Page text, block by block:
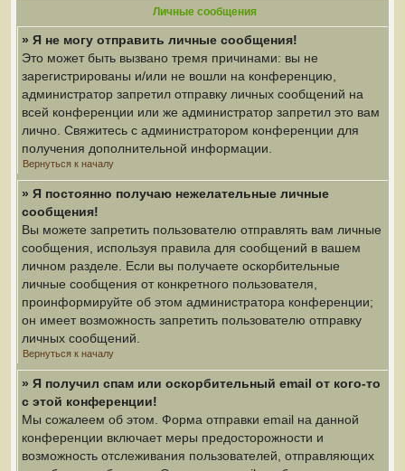
Личные сообщения
» Я не могу отправить личные сообщения!
Это может быть вызвано тремя причинами: вы не
зарегистрированы и/или не вошли на конференцию,
администратор запретил отправку личных сообщений на
всей конференции или же администратор запретил это вам
лично. Свяжитесь с администратором конференции для
получения дополнительной информации.
Вернуться к началу
» Я постоянно получаю нежелательные личные
сообщения!
Вы можете запретить пользователю отправлять вам личные
сообщения, используя правила для сообщений в вашем
личном разделе. Если вы получаете оскорбительные
личные сообщения от конкретного пользователя,
проинформируйте об этом администратора конференции;
он имеет возможность запретить пользователю отправку
личных сообщений.
Вернуться к началу
» Я получил спам или оскорбительный email от кого-то
с этой конференции!
Мы сожалеем об этом. Форма отправки email на данной
конференции включает меры предосторожности и
возможность отслеживания пользователей, отправляющих